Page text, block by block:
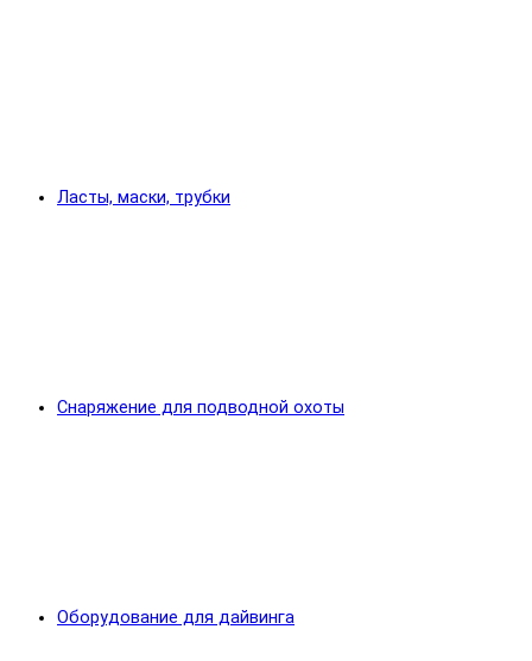
Ласты, маски, трубки
Снаряжение для подводной охоты
Оборудование для дайвинга